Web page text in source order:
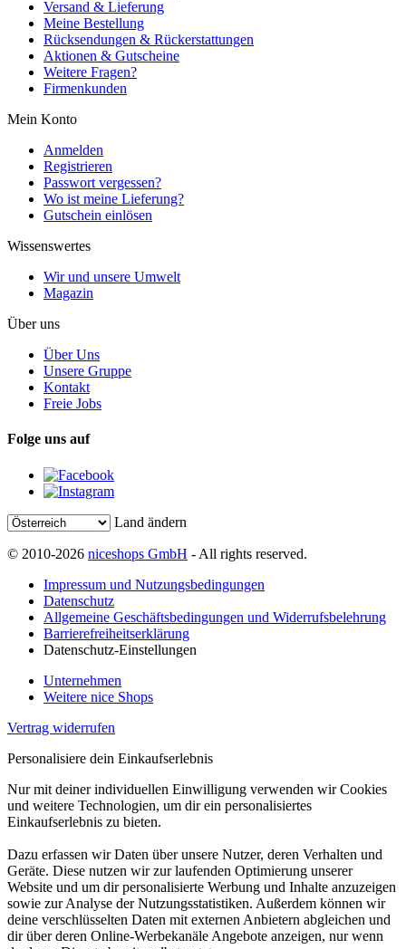
Versand & Lieferung
Meine Bestellung
Rücksendungen & Rückerstattungen
Aktionen & Gutscheine
Weitere Fragen?
Firmenkunden
Mein Konto
Anmelden
Registrieren
Passwort vergessen?
Wo ist meine Lieferung?
Gutschein einlösen
Wissenswertes
Wir und unsere Umwelt
Magazin
Über uns
Über Uns
Unsere Gruppe
Kontakt
Freie Jobs
Folge uns auf
Land ändern
© 2010-2026 niceshops GmbH - All rights reserved.
Impressum und Nutzungsbedingungen
Datenschutz
Allgemeine Geschäftsbedingungen und Widerrufsbelehrung
Barrierefreiheitserklärung
Datenschutz-Einstellungen
Unternehmen
Weitere nice Shops
Vertrag widerrufen
Personalisiere dein Einkaufserlebnis
Nur mit deiner individuellen Einwilligung verwenden wir Cookies
und weitere Technologien, um dir ein personalisiertes
Einkaufserlebnis zu bieten.
Dazu erfassen wir Daten über unsere Nutzer, deren Verhalten und
Geräte. Diese nutzen wir zur laufenden Optimierung unserer
Website und um dir personalisierte Werbung und Inhalte anzuzeigen
sowie zur Analyse der Nutzungsstatistiken. Außerdem können wir
deine verschlüsselten Daten mit externen Anbietern abgleichen und
dir über deren Online-Werbekanäle Angebote anzeigen, nur wenn